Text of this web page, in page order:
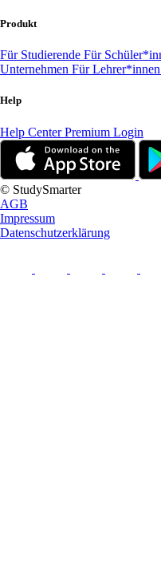
Produkt
Für Studierende Für
Unternehmen Für Lehrer*innen
Help
Help CenterPremium Login
© StudySmarter
AGB
Impressum
Datenschutzerklärung